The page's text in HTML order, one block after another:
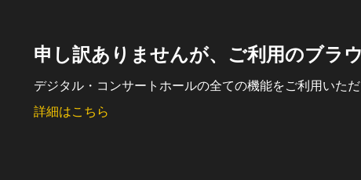
申し訳ありませんが、ご利用のブラ
デジタル・コンサートホールの全ての機能をご利用いた
詳細はこちら